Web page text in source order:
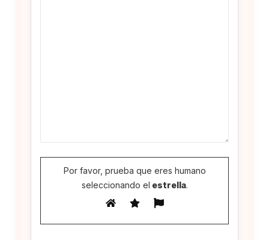
Por favor, prueba que eres humano
seleccionando el estrella.